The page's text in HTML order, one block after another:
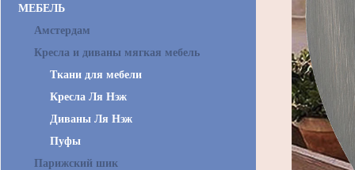
МЕБЕЛЬ
Амстердам
Кресла и диваны мягкая мебель
Ткани для мебели
Кресла Ля Нэж
Диваны Ля Нэж
Пуфы
Парижский шик